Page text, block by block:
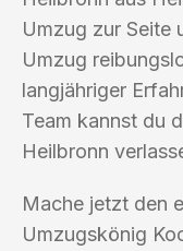
Umzug zur Seite
Umzug
langjähriger
Team kannst du
Heilbronn
Mache jetzt den
Umzugskönig